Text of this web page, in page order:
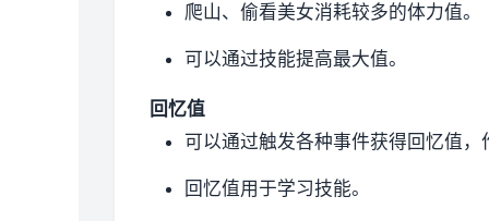
爬山、偷看美女消耗较多的体力值。
可以通过技能提高最大值。
回忆值
可以通过触发各种事件获得回忆值
回忆值用于学习技能。